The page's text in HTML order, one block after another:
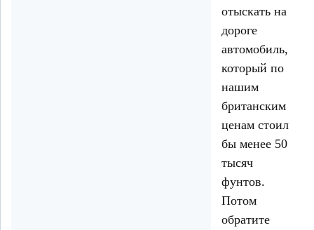
отыскать на
дороге
автомобиль,
который по
нашим
британским
ценам стоил
бы менее 50
тысяч
фунтов.
Потом
обратите